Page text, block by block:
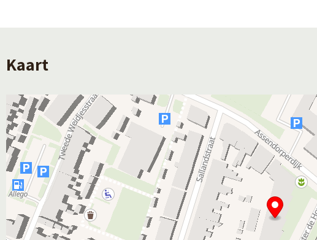
AOW-gerechtigden met een inkomen tot € 28.775 bij
meerpersoonshuishoudens, maar met aantoonbaar
(bij eenpersoonshuishoudens) of hoger dan € 184.633
reageren op deze woning
Tevens geldt er een maximaal inkomen van € 51.537
meerpersoonshuishoudens. Ligt uw inkomen hoger
zijn enkele uitzonderingsregels waardoor toewijzing
een passend inkomen krijgen voorrang bij de
Kaart